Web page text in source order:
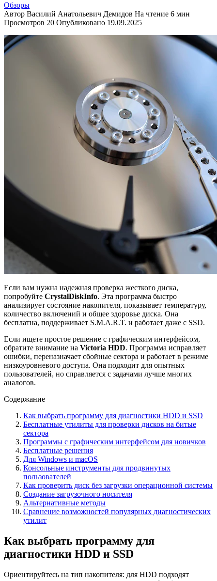
Обзоры
Автор Василий Анатольевич Демидов На чтение 6 мин
Просмотров 20 Опубликовано 19.09.2025
Если вам нужна надежная проверка жесткого диска,
попробуйте CrystalDiskInfo. Эта программа быстро
анализирует состояние накопителя, показывает температуру,
количество включений и общее здоровье диска. Она
бесплатна, поддерживает S.M.A.R.T. и работает даже с SSD.
Если ищете простое решение с графическим интерфейсом,
обратите внимание на Victoria HDD. Программа исправляет
ошибки, переназначает сбойные сектора и работает в режиме
низкоуровневого доступа. Она подходит для опытных
пользователей, но справляется с задачами лучше многих
аналогов.
Содержание
Как выбрать программу для диагностики HDD и SSD
Бесплатные утилиты для проверки дисков на битые
сектора
Программы с графическим интерфейсом для новичков
Бесплатные решения
Для Windows и macOS
Консольные инструменты для продвинутых
пользователей
Как проверить диск без загрузки операционной системы
Создание загрузочного носителя
Альтернативные методы
Сравнение возможностей популярных диагностических
утилит
Как выбрать программу для
диагностики HDD и SSD
Ориентируйтесь на тип накопителя: для HDD подходят